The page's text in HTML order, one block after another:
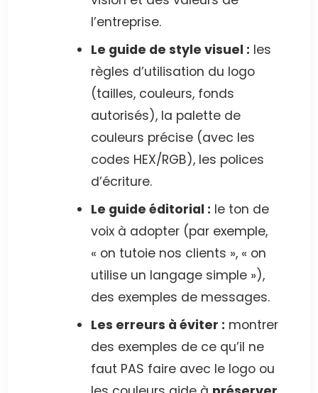
l’entreprise.
Le guide de style visuel : les
règles d’utilisation du logo
(tailles, couleurs, fonds
autorisés), la palette de
couleurs précise (avec les
codes HEX/RGB), les polices
d’écriture.
Le guide éditorial : le ton de
voix à adopter (par exemple,
« on tutoie nos clients », « on
utilise un langage simple »),
des exemples de messages.
Les erreurs à éviter : montrer
des exemples de ce qu’il ne
faut PAS faire avec le logo ou